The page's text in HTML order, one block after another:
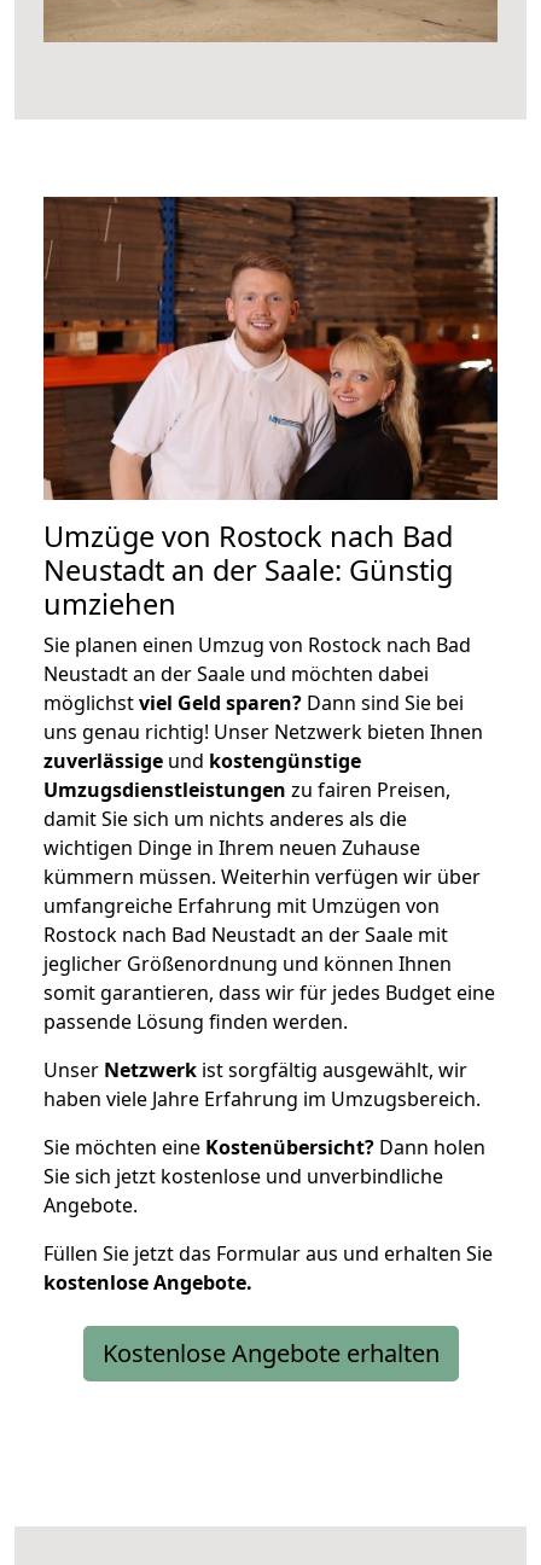
Umzüge von Rostock nach Bad
Neustadt an der Saale: Günstig
umziehen
Sie planen einen Umzug von Rostock nach Bad
Neustadt an der Saale und möchten dabei
möglichstviel Geld sparen? Dann sind Sie bei
uns genau richtig! Unser Netzwerk bieten Ihnen
zuverlässige und kostengünstige
Umzugsdienstleistungen zu fairen Preisen,
damit Sie sich um nichts anderes als die
wichtigen Dinge in Ihrem neuen Zuhause
kümmern müssen. Weiterhin verfügen wir über
umfangreiche Erfahrung mit Umzügen von
Rostock nach Bad Neustadt an der Saale mit
jeglicher Größenordnung und können Ihnen
somit garantieren, dass wir für jedes Budget eine
passende Lösung finden werden.
Unser Netzwerk ist sorgfältig ausgewählt, wir
haben viele Jahre Erfahrung im Umzugsbereich.
Sie möchten eine Kostenübersicht? Dann holen
Sie sich jetzt kostenlose und unverbindliche
Angebote.
Füllen Sie jetzt das Formular aus und erhalten Sie
kostenloseAngebote.
Kostenlose Angebote erhalten